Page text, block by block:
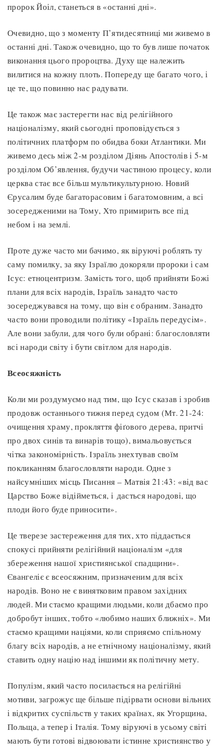
пророк Йоіл, станеться в «останні дні».
Очевидно, що з моменту П’ятидесятниці ми живемо в
останні дні. Також очевидно, що то був лише початок
виконання цього пророцтва. Духу ще належить
вилитися на кожну плоть. Попереду ще багато чого, і
це те, що повинно нас радувати.
Це також має застерегти нас від релігійного
націоналізму, який сьогодні проповідується з
політичних платформ по обидва боки Атлантики. Ми
живемо десь між 2-м розділом Діянь Апостолів і 5-м
розділом Об’явлення, будучи частиною процесу, коли
церква стає все більш мультикультурною. Новий
Єрусалим буде багаторасовим і багатомовним, а всі
зосередженими на Тому, Хто примирить все під
небом і на землі.
Проте дуже часто ми бачимо, як віруючі роблять ту
саму помилку, за яку Ізраїлю докоряли пророки і сам
Ісус: етноцентризм. Замість того, щоб прийняти Божі
плани для всіх народів, Ізраїль занадто часто
зосереджувався на тому, що він є обраним. Занадто
часто вони проводили політику «Ізраїль передусім».
Але вони забули, для чого були обрані: благословляти
всі народи світу і бути світлом для народів.
Всеосяжність
Коли ми роздумуємо над тим, що Ісус сказав і зробив
продовж останнього тижня перед судом (Мт. 21-24:
очищення храму, прокляття фіґового дерева, притчі
про двох синів та винарів тощо), вимальовується
чітка закономірність. Ізраїль знехтував своїм
покликанням благословляти народи. Одне з
найсумніших місць Писання – Матвія 21:43: «від вас
Царство Боже відійметься, і дасться народові, що
плоди його буде приносити».
Це тверезе застереження для тих, хто піддається
спокусі прийняти релігійний націоналізм «для
збереження нашої християнської спадщини».
Євангеліє є всеосяжним, призначеним для всіх
народів. Воно не є винятковим правом західних
людей. Ми стаємо кращими людьми, коли дбаємо про
добробут інших, тобто «любимо наших ближніх». Ми
стаємо кращими націями, коли сприяємо спільному
благу всіх народів, а не етнічному націоналізму, який
ставить одну націю над іншими як політичну мету.
Популізм, який часто посилається на релігійні
мотиви, загрожує ще більше підірвати основи вільних
і відкритих суспільств у таких країнах, як Угорщина,
Польща, а тепер і Італія. Тому віруючі в усьому світі
мають бути готові відвоювати істинне християнство у